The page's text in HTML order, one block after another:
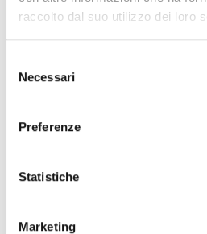
raccolto dal suo utilizzo dei loro
delNecessari
Preferenze
Statistiche
Marketing
Richiedi